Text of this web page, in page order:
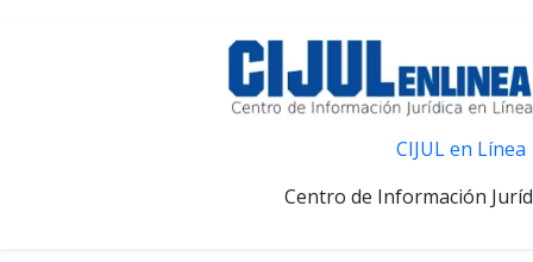
CIJUL en Línea
Centro de Información